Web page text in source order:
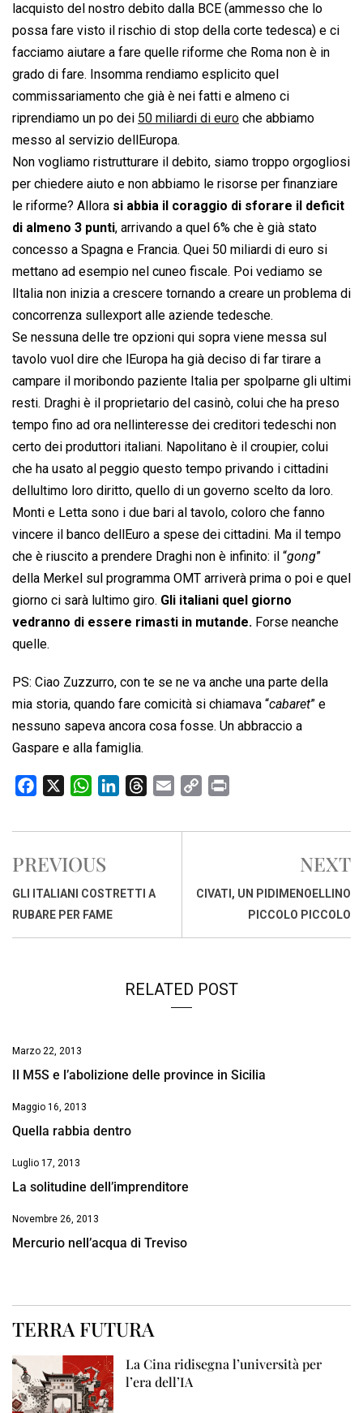
lacquisto del nostro debito dalla BCE (ammesso che lo
possa fare visto il rischio di stop della corte tedesca) e ci
facciamo aiutare a fare quelle riforme che Roma non è in
grado di fare. Insomma rendiamo esplicito quel
commissariamento che già è nei fatti e almeno ci
riprendiamo un po dei 50 miliardi di euro che abbiamo
messo al servizio dellEuropa.
Non vogliamo ristrutturare il debito, siamo troppo orgogliosi
per chiedere aiuto e non abbiamo le risorse per finanziare
le riforme? Allora si abbia il coraggio di sforare il deficit
di almeno 3 punti, arrivando a quel 6% che è già stato
concesso a Spagna e Francia. Quei 50 miliardi di euro si
mettano ad esempio nel cuneo fiscale. Poi vediamo se
lItalia non inizia a crescere tornando a creare un problema di
concorrenza sullexport alle aziende tedesche.
Se nessuna delle tre opzioni qui sopra viene messa sul
tavolo vuol dire che lEuropa ha già deciso di far tirare a
campare il moribondo paziente Italia per spolparne gli ultimi
resti. Draghi è il proprietario del casinò, colui che ha preso
tempo fino ad ora nellinteresse dei creditori tedeschi non
certo dei produttori italiani. Napolitano è il croupier, colui
che ha usato al peggio questo tempo privando i cittadini
dellultimo loro diritto, quello di un governo scelto da loro.
Monti e Letta sono i due bari al tavolo, coloro che fanno
vincere il banco dellEuro a spese dei cittadini. Ma il tempo
che è riuscito a prendere Draghi non è infinito: il “gong”
della Merkel sul programma OMT arriverà prima o poi e quel
giorno ci sarà lultimo giro. Gli italiani quel giorno
vedranno di essere rimasti in mutande. Forse neanche
quelle.
PS: Ciao Zuzzurro, con te se ne va anche una parte della
mia storia, quando fare comicità si chiamava “cabaret” e
nessuno sapeva ancora cosa fosse. Un abbraccio a
Gaspare e alla famiglia.
c
b
o
o
W
a
s
A
p
n
d
r
d
a
p
i
i
PREVIOUS
GLI ITALIANI COSTRETTI A
RUBARE PER FAME
NEXT
CIVATI, UN PIDIMENOELLINO
PICCOLO PICCOLO
RELATED POST
Marzo 22, 2013
Il M5S e l’abolizione delle province in Sicilia
Maggio 16, 2013
Quella rabbia dentro
Luglio 17, 2013
La solitudine dell’imprenditore
Novembre 26, 2013
Mercurio nell’acqua di Treviso
TERRA FUTURA
La Cina ridisegna l’università per
l’era dell’IA